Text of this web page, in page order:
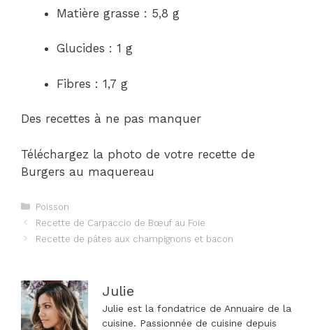
Matière grasse : 5,8 g
Glucides : 1 g
Fibres : 1,7 g
Des recettes à ne pas manquer
Téléchargez la photo de votre recette de
Burgers au maquereau
Catégories
Poisson
Navigation
des
Recette de Carpaccio de Bœuf au Foie
Recette de pâtes aux champignons et bacon
Julie
Julie est la fondatrice de Annuaire de la
cuisine. Passionnée de cuisine depuis